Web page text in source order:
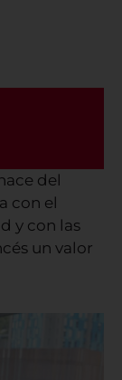
del
con el
y con las
un valor